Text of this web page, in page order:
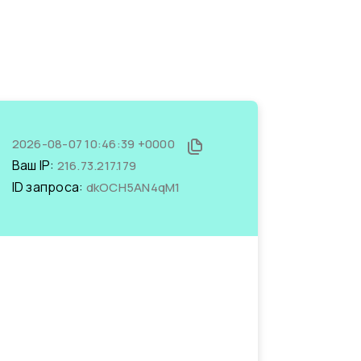
2026-08-07 10:46:39 +0000
Ваш IP: 216.73.217.179
ID запроса: dkOCH5AN4qM1